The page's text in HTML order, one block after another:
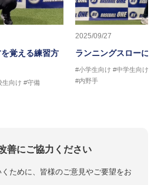
覚える練習方
生向け #守備
2025/09/27
ランニングスローに繋
#小学生向け #中学生向け
#内野手
善にご協力ください
ために、皆様のご意見やご要望をお